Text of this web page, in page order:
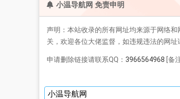
小温导航网 免责申明
声明：本站收录的所有网址均来源于网络
关，欢迎各位大佬监督，如违规违法的网址
申请删除链接请联系QQ： 3966564968 [备